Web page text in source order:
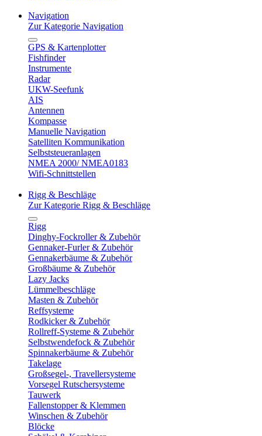
Navigation
Zur Kategorie Navigation
GPS & Kartenplotter
Fishfinder
Instrumente
Radar
UKW-Seefunk
AIS
Antennen
Kompasse
Manuelle Navigation
Satelliten Kommunikation
Selbststeueranlagen
NMEA 2000/ NMEA0183
Wifi-Schnittstellen
Rigg & Beschläge
Zur Kategorie Rigg & Beschläge
Rigg
Dinghy-Fockroller & Zubehör
Gennaker-Furler & Zubehör
Gennakerbäume & Zubehör
Großbäume & Zubehör
Lazy Jacks
Lümmelbeschläge
Masten & Zubehör
Reffsysteme
Rodkicker & Zubehör
Rollreff-Systeme & Zubehör
Selbstwendefock & Zubehör
Spinnakerbäume & Zubehör
Takelage
Großsegel-, Travellersysteme
Vorsegel Rutschersysteme
Tauwerk
Fallenstopper & Klemmen
Winschen & Zubehör
Blöcke